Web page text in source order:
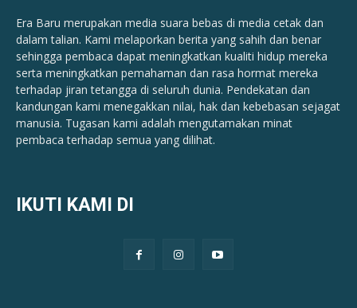
Era Baru merupakan media suara bebas di media cetak dan
dalam talian. Kami melaporkan berita yang sahih dan benar ​​
sehingga pembaca dapat meningkatkan kualiti hidup mereka
serta meningkatkan pemahaman dan rasa hormat mereka
terhadap jiran tetangga di seluruh dunia. Pendekatan dan
kandungan kami menegakkan nilai, hak dan kebebasan sejagat
manusia. Tugasan kami adalah mengutamakan minat
pembaca terhadap semua yang dilihat.
IKUTI KAMI DI